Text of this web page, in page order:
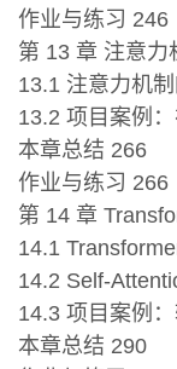
作业与练习 246
第 13 章 注意力
13.1 注意力机
13.2 项目案例
本章总结 266
作业与练习 266
第 14 章
14.1
14.2 Self-
14.3 项目案例
本章总结 290